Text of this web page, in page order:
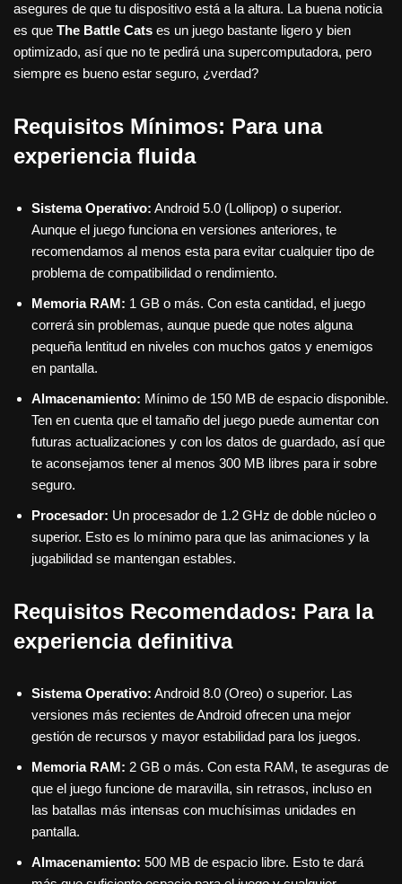
asegures de que tu dispositivo está a la altura. La buena noticia
es que The Battle Cats es un juego bastante ligero y bien
optimizado, así que no te pedirá una supercomputadora, pero
siempre es bueno estar seguro, ¿verdad?
Requisitos Mínimos: Para una
experiencia fluida
Sistema Operativo: Android 5.0 (Lollipop) o superior.
Aunque el juego funciona en versiones anteriores, te
recomendamos al menos esta para evitar cualquier tipo de
problema de compatibilidad o rendimiento.
Memoria RAM: 1 GB o más. Con esta cantidad, el juego
correrá sin problemas, aunque puede que notes alguna
pequeña lentitud en niveles con muchos gatos y enemigos
en pantalla.
Almacenamiento: Mínimo de 150 MB de espacio disponible.
Ten en cuenta que el tamaño del juego puede aumentar con
futuras actualizaciones y con los datos de guardado, así que
te aconsejamos tener al menos 300 MB libres para ir sobre
seguro.
Procesador: Un procesador de 1.2 GHz de doble núcleo o
superior. Esto es lo mínimo para que las animaciones y la
jugabilidad se mantengan estables.
Requisitos Recomendados: Para la
experiencia definitiva
Sistema Operativo: Android 8.0 (Oreo) o superior. Las
versiones más recientes de Android ofrecen una mejor
gestión de recursos y mayor estabilidad para los juegos.
Memoria RAM: 2 GB o más. Con esta RAM, te aseguras de
que el juego funcione de maravilla, sin retrasos, incluso en
las batallas más intensas con muchísimas unidades en
pantalla.
Almacenamiento: 500 MB de espacio libre. Esto te dará